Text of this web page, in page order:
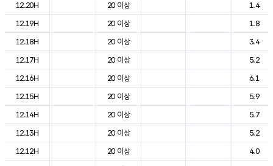
12.20H
20 이상
1.4
12.19H
20 이상
1.8
12.18H
20 이상
3.4
12.17H
20 이상
5.2
12.16H
20 이상
6.1
12.15H
20 이상
5.9
12.14H
20 이상
5.7
12.13H
20 이상
5.2
12.12H
20 이상
4.0